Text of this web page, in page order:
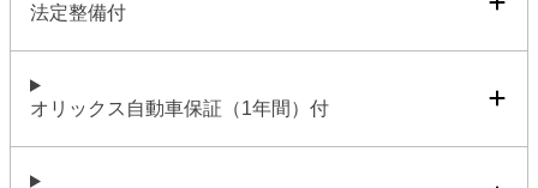
法定整備付
オリックス自動車保証（1年間）付